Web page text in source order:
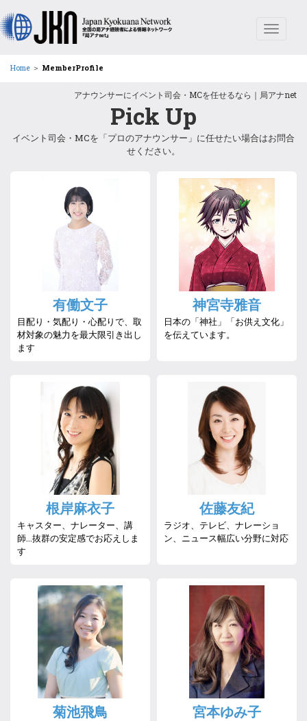
Toggle
Home ＞ MemberProfile
アナウンサーにイベント司会・MCを任せるなら｜局アナnet
Pick Up
イベント司会 ・ MCを「プロのアナウンサー 」に任せたい場合はお問合
せください。
有働文子
目配り・気配り・心配りで、取
材対象の魅力を最大限引き出し
ます
神宮寺雅音
日本の「神社」「お供え文化」
を伝えています。
根岸麻衣子
キャスター、ナレーター、講
師…抜群の安定感でお応えしま
す
佐藤友紀
ラジオ、テレビ、ナレーショ
ン、ニュース幅広い分野に対応
菊池飛鳥 宮本ゆみ子